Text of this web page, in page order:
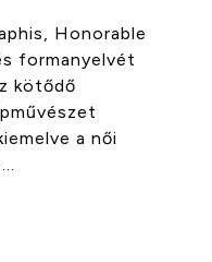
Honorable
formanyelvét
kötődő
a női